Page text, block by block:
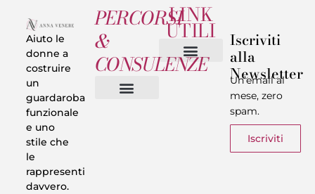
Aiuto le
donne a
costruire
un
guardaroba
funzionale
e uno
stile che
le
rappresenti
davvero.
PERCORSI
&
CONSULENZE
LINK
UTILI Iscriviti
alla
Newsletter
Un’email al
mese, zero
spam.
Iscriviti